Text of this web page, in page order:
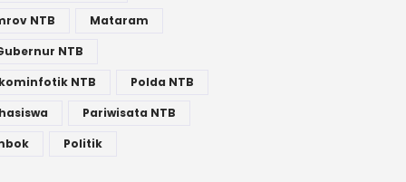
NTB
Mataram
NTB
NTB
Polda NTB
Pariwisata NTB
Politik